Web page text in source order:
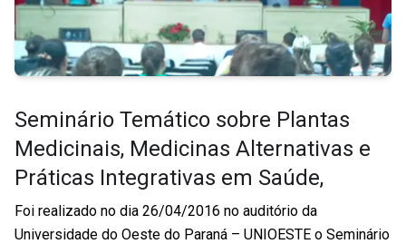
Seminário Temático sobre Plantas
Medicinais, Medicinas Alternativas e
Práticas Integrativas em Saúde,
Foi realizado no dia 26/04/2016 no auditório da
Universidade do Oeste do Paraná – UNIOESTE o Seminário